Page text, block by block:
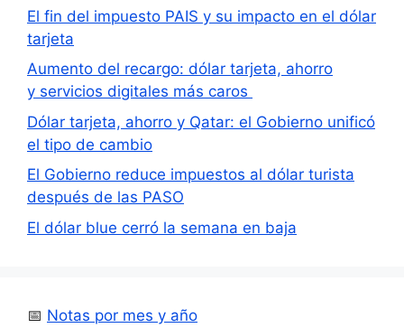
El fin del impuesto PAIS y su impacto en el dólar
tarjeta
Aumento del recargo: dólar tarjeta, ahorro
y servicios digitales más caros
Dólar tarjeta, ahorro y Qatar: el Gobierno unificó
el tipo de cambio
El Gobierno reduce impuestos al dólar turista
después de las PASO
El dólar blue cerró la semana en baja
📅 Notas por mes y año